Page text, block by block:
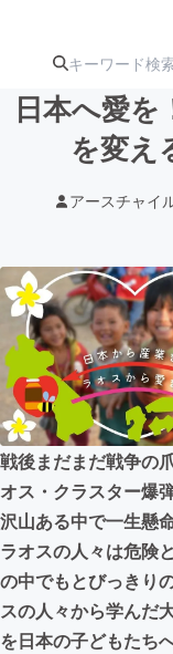
ジェクト
ターン
アート
テクノロ
映像・
ビジネ
まちづ
CAMPFIRE
CAMPFIRE
日本へ愛
を変え
アースチャイ
戦後まだまだ戦争の
オス・クラスター爆
沢山ある中で一生懸
ラオスの人々は危険
の中でもとびっきり
スの人々から学んだ
を日本の子どもたち